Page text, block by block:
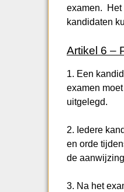
examen. Het
kandidaten
Artikel 6 –
1. Een
examen
uitgelegd.
2. Iedere
en orde
de
3. Na het